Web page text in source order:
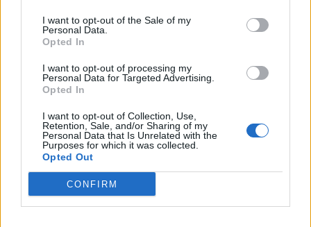
I want to opt-out of the Sale of my
Personal Data.
Opted In
I want to opt-out of processing my
Personal Data for Targeted Advertising.
Opted In
I want to opt-out of Collection, Use,
Retention, Sale, and/or Sharing of my
Personal Data that Is Unrelated with the
Purposes for which it was collected.
Opted Out
CONFIRM